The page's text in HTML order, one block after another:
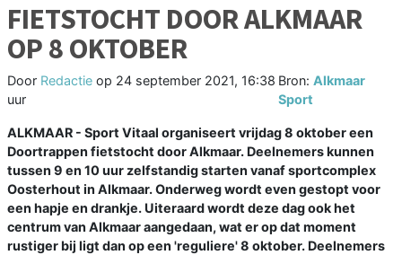
FIETSTOCHT DOOR ALKMAAR
OP 8 OKTOBER
Door Redactie op 24 september 2021, 16:38
uur
Bron:Alkmaar
Sport
ALKMAAR - Sport Vitaal organiseert vrijdag 8 oktober een
Doortrappen fietstocht door Alkmaar. Deelnemers kunnen
tussen 9 en 10 uur zelfstandig starten vanaf sportcomplex
Oosterhout in Alkmaar. Onderweg wordt even gestopt voor
een hapje en drankje. Uiteraard wordt deze dag ook het
centrum van Alkmaar aangedaan, wat er op dat moment
rustiger bij ligt dan op een 'reguliere' 8 oktober. Deelnemers